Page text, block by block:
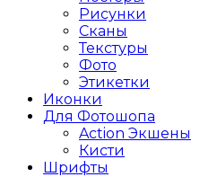
Рисунки
Сканы
Текстуры
Фото
Этикетки
Иконки
Для Фотошопа
Action Экшены
Кисти
Шрифты